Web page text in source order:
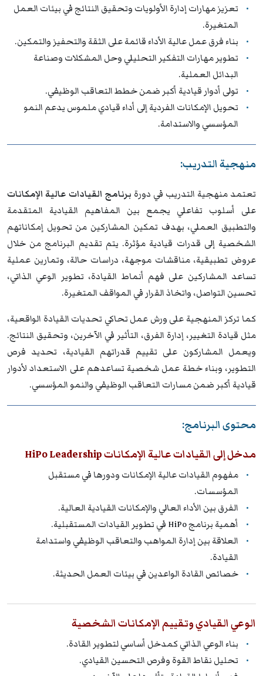
تعزيز مهارات إدارة الأولويات وتحقيق النتائج في بيئات العمل
المتغيرة.
بناء فرق عمل عالية الأداء قائمة على الثقة والتحفيز والتمكين.
تطوير مهارات التفكير التحليلي وحل المشكلات وصناعة
البدائل العملية.
تولى أدوار قيادية أكبر ضمن خطط التعاقب الوظيفي.
تحويل الإمكانات الفردية إلى أداء قيادي ملموس يدعم النمو
المؤسسي والاستدامة.
منهجية التدريب:
تعتمد منهجية التدريب في دورة برنامج القيادات عالية الإمكانات
على أسلوب تفاعلي يجمع بين المفاهيم القيادية المتقدمة
والتطبيق العملي، بهدف تمكين المشاركين من تحويل إمكاناتهم
الشخصية إلى قدرات قيادية مؤثرة. يتم تقديم البرنامج من خلال
عروض تطبيقية، مناقشات موجهة، دراسات حالة، وتمارين عملية
تساعد المشاركين على فهم أنماط القيادة، تطوير الوعي الذاتي،
تحسين التواصل، واتخاذ القرار في المواقف المتغيرة.
كما تركز المنهجية على ورش عمل تحاكي تحديات القيادة الواقعية،
مثل قيادة التغيير، إدارة الفرق، التأثير في الآخرين، وتحقيق النتائج.
ويعمل المشاركون على تقييم قدراتهم القيادية، تحديد فرص
التطوير، وبناء خطة عمل شخصية تساعدهم على الاستعداد لأدوار
قيادية أكبر ضمن مسارات التعاقب الوظيفي والنمو المؤسسي.
محتوى البرنامج:
مدخل إلى القيادات عالية الإمكانات HiPo Leadership
مفهوم القيادات عالية الإمكانات ودورها في مستقبل
المؤسسات.
الفرق بين الأداء العالي والإمكانات القيادية العالية.
أهمية برنامج HiPo في تطوير القيادات المستقبلية.
العلاقة بين إدارة المواهب والتعاقب الوظيفي واستدامة
القيادة.
خصائص القادة الواعدين في بيئات العمل الحديثة.
الوعي القيادي وتقييم الإمكانات الشخصية
بناء الوعي الذاتي كمدخل أساسي لتطوير القادة.
تحليل نقاط القوة وفرص التحسين القيادي.